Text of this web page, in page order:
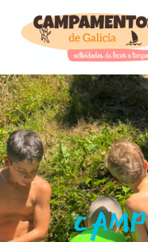
INICIO
VERÁN
GRUPOS
FOTOS
BLOG